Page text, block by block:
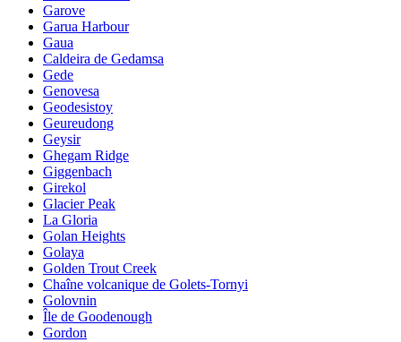
Garove
Garua Harbour
Gaua
Caldeira de Gedamsa
Gede
Genovesa
Geodesistoy
Geureudong
Geysir
Ghegam Ridge
Giggenbach
Girekol
Glacier Peak
La Gloria
Golan Heights
Golaya
Golden Trout Creek
Chaîne volcanique de Golets-Tornyi
Golovnin
Île de Goodenough
Gordon